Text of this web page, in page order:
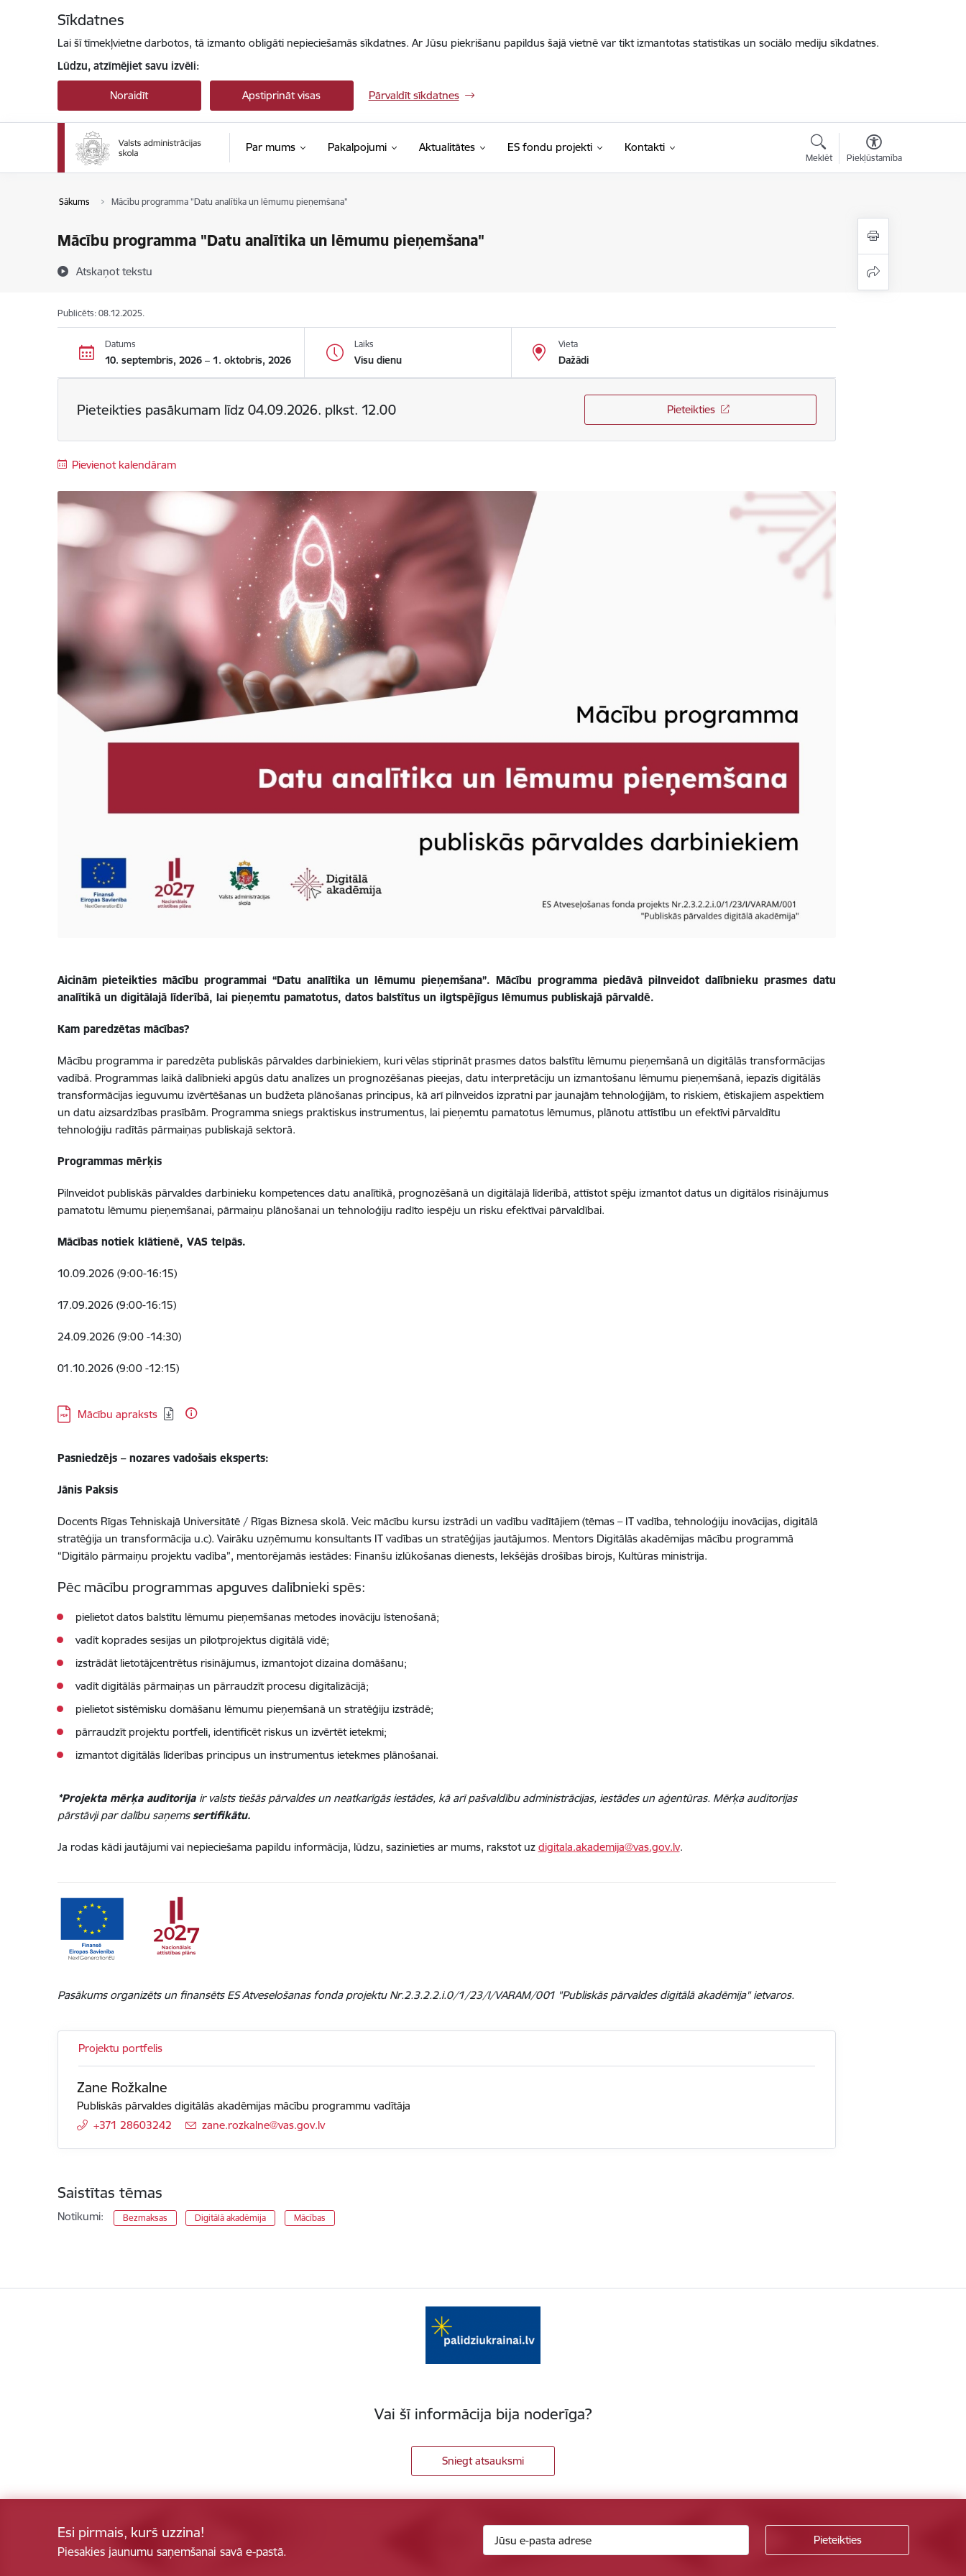
Sīkdatnes
Lai šī tīmekļvietne darbotos, tā izmanto obligāti nepieciešamās sīkdatnes. Ar Jūsu piekrišanu papildus šajā vietnē var tikt izmantotas statistikas un sociālo mediju sīkdatnes.
Lūdzu, atzīmējiet savu izvēli:
Noraidīt Apstiprināt visas Pārvaldīt sīkdatnes
Par mums Pakalpojumi Aktualitātes ES fondu projekti Kontakti
Meklēt Piekļūstamība
Sākums Mācību programma "Datu analītika un lēmumu pieņemšana"
Mācību programma "Datu analītika un lēmumu pieņemšana"
Atskaņot tekstu
Publicēts: 08.12.2025.
Datums
10. septembris, 2026 – 1. oktobris, 2026
Laiks
Visu dienu
Vieta
Dažādi
Pieteikties pasākumam līdz04.09.2026. plkst. 12.00 Pieteikties
Pievienot kalendāram
Aicinām pieteikties mācību programmai “Datu analītika un lēmumu pieņemšana”. Mācību programma piedāvā pilnveidot dalībnieku prasmes datu
analītikā un digitālajā līderībā, lai pieņemtu pamatotus, datos balstītus un ilgtspējīgus lēmumus publiskajā pārvaldē.
Kam paredzētas mācības?
Mācību programma ir paredzēta publiskās pārvaldes darbiniekiem, kuri vēlas stiprināt prasmes datos balstītu lēmumu pieņemšanā un digitālās transformācijas
vadībā. Programmas laikā dalībnieki apgūs datu analīzes un prognozēšanas pieejas, datu interpretāciju un izmantošanu lēmumu pieņemšanā, iepazīs digitālās
transformācijas ieguvumu izvērtēšanas un budžeta plānošanas principus, kā arī pilnveidos izpratni par jaunajām tehnoloģijām, to riskiem, ētiskajiem aspektiem
un datu aizsardzības prasībām. Programma sniegs praktiskus instrumentus, lai pieņemtu pamatotus lēmumus, plānotu attīstību un efektīvi pārvaldītu
tehnoloģiju radītās pārmaiņas publiskajā sektorā.
Programmas mērķis
Pilnveidot publiskās pārvaldes darbinieku kompetences datu analītikā, prognozēšanā un digitālajā līderībā, attīstot spēju izmantot datus un digitālos risinājumus
pamatotu lēmumu pieņemšanai, pārmaiņu plānošanai un tehnoloģiju radīto iespēju un risku efektīvai pārvaldībai.
Mācības notiek klātienē, VAS telpās.
10.09.2026 (9:00-16:15)
17.09.2026 (9:00-16:15)
24.09.2026 (9:00 -14:30)
01.10.2026 (9:00 -12:15)
Lejupielādēt:
Mācību apraksts
Pasniedzējs – nozares vadošais eksperts:
Jānis Paksis
Docents Rīgas Tehniskajā Universitātē / Rīgas Biznesa skolā. Veic mācību kursu izstrādi un vadību vadītājiem (tēmas – IT vadība, tehnoloģiju inovācijas, digitālā
stratēģija un transformācija u.c). Vairāku uzņēmumu konsultants IT vadības un stratēģijas jautājumos. Mentors Digitālās akadēmijas mācību programmā
“Digitālo pārmaiņu projektu vadība”, mentorējamās iestādes: Finanšu izlūkošanas dienests, Iekšējās drošības birojs, Kultūras ministrija.
Pēc mācību programmas apguves dalībnieki spēs:
pielietot datos balstītu lēmumu pieņemšanas metodes inovāciju īstenošanā;
vadīt koprades sesijas un pilotprojektus digitālā vidē;
izstrādāt lietotājcentrētus risinājumus, izmantojot dizaina domāšanu;
vadīt digitālās pārmaiņas un pārraudzīt procesu digitalizācijā;
pielietot sistēmisku domāšanu lēmumu pieņemšanā un stratēģiju izstrādē;
pārraudzīt projektu portfeli, identificēt riskus un izvērtēt ietekmi;
izmantot digitālās līderības principus un instrumentus ietekmes plānošanai.
*Projekta mērķa auditorija ir valsts tiešās pārvaldes un neatkarīgās iestādes, kā arī pašvaldību administrācijas, iestādes un aģentūras. Mērķa auditorijas
pārstāvji par dalību saņems sertifikātu.
Ja rodas kādi jautājumi vai nepieciešama papildu informācija, lūdzu, sazinieties ar mums, rakstot uz digitala.akademija@vas.gov.lv.
Pasākums organizēts un finansēts ES Atveselošanas fonda projektu Nr.2.3.2.2.i.0/1/23/I/VARAM/001 "Publiskās pārvaldes digitālā akadēmija" ietvaros.
Projektu portfelis
Zane Rožkalne
Publiskās pārvaldes digitālās akadēmijas mācību programmu vadītāja
+371 28603242
E-pasts:
zane.rozkalne@vas.gov.lv
Saistītas tēmas
Notikumi: Bezmaksas Digitālā akadēmija Mācības
Vai šī informācija bija noderīga?
Sniegt atsauksmi
Esi pirmais, kurš uzzina!
Piesakies jaunumu saņemšanai savā e-pastā.